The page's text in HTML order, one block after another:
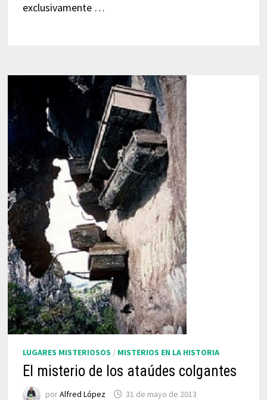
exclusivamente …
LUGARES MISTERIOSOS / MISTERIOS EN LA HISTORIA
El misterio de los ataúdes colgantes
porAlfred López 31 de mayo de 2013